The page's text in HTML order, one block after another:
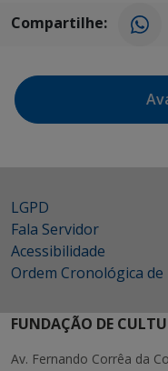
Compartilhe:
LGPD
Fala Servidor
Acessibilidade
Ordem Cronológica
FUNDAÇÃO DE
Av. Fernando Corrêa da